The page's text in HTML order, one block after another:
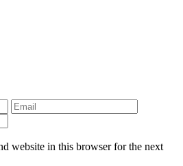
website in this browser for the next